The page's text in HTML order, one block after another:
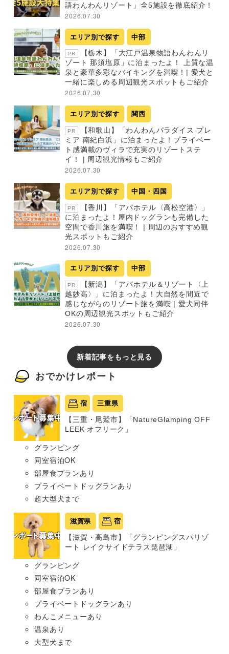
語わんわんリゾート」全5施設を徹底紹介！
2026.07.30
エリア別で探す 中部
PR
【栃木】「大江戸温泉物語わんわんリ
ゾート 那須塩原」に泊まったよ！ 上質な温
泉と豪華多彩なバイキングを満喫！| 愛犬と
一緒に楽しめる周辺観光スポットもご紹介
2026.07.30
エリア別で探す 関西
PR
【和歌山】「わんわんパラダイス プレ
ミア 南紀白浜」に泊まったよ！プライベー
ト感満載のヴィラで充実のリゾートステ
イ！ | 周辺観光情報もご紹介
2026.07.30
エリア別で探す 中国・四国
PR
【香川】「アパホテル〈高松空港〉」
に泊まったよ！屋内ドッグランも完備した
空間で香川旅を満喫！ | 周辺のおすすめ観
光スポットもご紹介
2026.07.30
エリア別で探す 中部
PR
【新潟】「アパホテル＆リゾート〈上
越妙高〉」に泊まったよ！大自然を間近で
感じながらのリゾート旅を満喫 | 愛犬同伴
OKの周辺観光スポットもご紹介
2026.07.30
新着記事をもっと見る
おでかけレポート
宿 三重県
【三重・尾鷲市】「NatureGlamping OFF
LEEK オフリーク」
グランピング
同室宿泊OK
部屋食プランあり
プライベートドッグランあり
超大型犬まで
滋賀県 宿
【滋賀・高島市】「グランピングスパリゾ
ート レイクサイドテラス琵琶湖」
グランピング
同室宿泊OK
部屋食プランあり
プライベートドッグランあり
わんこメニューあり
温泉あり
大型犬まで